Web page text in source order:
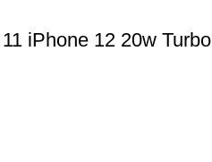
iPhone 12 20w Turbo